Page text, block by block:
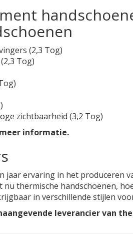
(2,3 Tog)
Tog)
zichtbaarheid (3,2 Tog)
informatie.
jaar ervaring in het produceren
thermische handschoenen,
in verschillende stijlen
leverancier van